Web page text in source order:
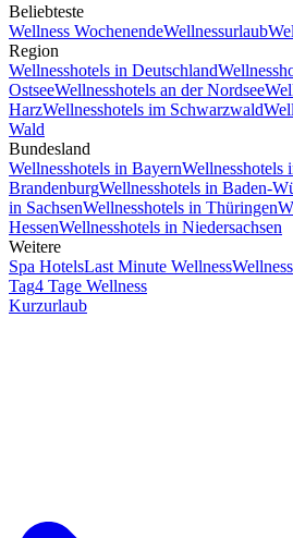
Beliebteste
Wellness WochenendeWellnessurlaub
Region
Wellnesshotels in Deutschland
OstseeWellnesshotels an der Nordsee
HarzWellnesshotels im Schwarzwald
Wald
Bundesland
Wellnesshotels in BayernWellnesshotels
BrandenburgWellnesshotels in Baden-
in SachsenWellnesshotels in Thüringen
HessenWellnesshotels in Niedersachsen
Weitere
Spa HotelsLast Minute Wellness
Tag4 Tage Wellness
Kurzurlaub